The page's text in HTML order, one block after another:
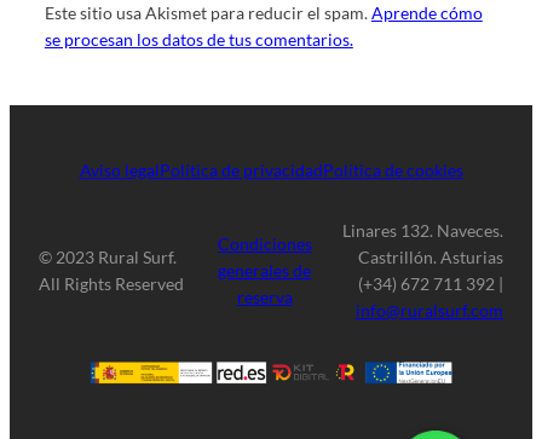
Este sitio usa Akismet para reducir el spam.Aprende cómo
se procesan los datos de tus comentarios.
Aviso legalPolítica de privacidadPolítica de cookies
© 2023 Rural Surf.
All Rights Reserved
Condiciones
generales de
reserva
Linares 132. Naveces.
Castrillón. Asturias
(+34) 672 711 392 |
info@ruralsurf.com